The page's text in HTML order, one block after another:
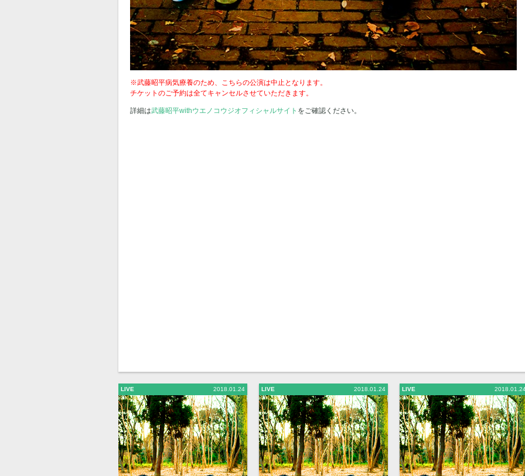
※武藤昭平病気療養のため、こちらの公演は中止となります。
チケットのご予約は全てキャンセルさせていただきます。
詳細は武藤昭平withウエノコウジオフィシャルサイト をご確認ください。
LIVE 2018.01.24 LIVE 2018.01.24 LIVE